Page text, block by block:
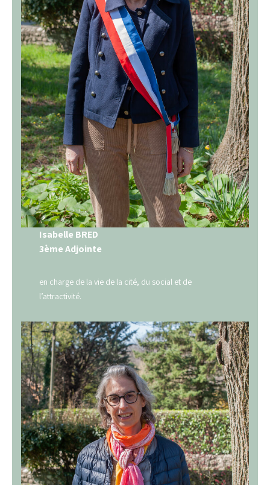
Isabelle BRED
3ème Adjointe
en charge de la vie de la cité, du social et de
l’attractivité.